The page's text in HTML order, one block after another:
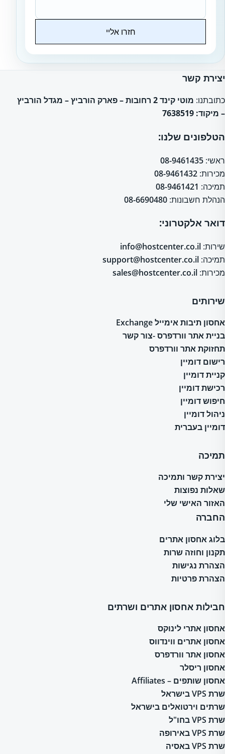
חזרו אליי
יצירת קשר
כתובתנו:
מוטי קינד 2 רחובות – פארק הורביץ – מגדל הורביץ
– מיקוד: 7638519
הטלפונים שלנו:
ראשי: 08-9461435
מכירות: 08-9461432
תמיכה: 08-9461421
הנהלת חשבונות: 08-6690480
דואר אלקטרוני:
שירות: info@hostcenter.co.il
תמיכה: support@hostcenter.co.il
מכירות: sales@hostcenter.co.il
שירותים
אחסון תיבות אימייל Exchange
בניית אתר וורדפרס -צור קשר
תחזוקת אתר וורדפרס
רישום דומיין
קניית דומיין
רכישת דומיין
חיפוש דומיין
ניהול דומיין
דומיין בעברית
תמיכה
יצירת קשר ותמיכה
שאלות נפוצות
האזור האישי שלי
החברה
בלוג אחסון אתרים
תקנון וחוזה שרות
הצהרת נגישות
הצהרת פרטיות
חבילות אחסון אתרים ושרתים
אחסון אתרי לינוקס
אחסון אתרים ווינדווס
אחסון אתר וורדפרס
אחסון ריסלר
אחסון שותפים – Affiliates
שרת VPS בישראל
שרתים וירטואלים בישראל
שרת VPS בחו"ל
שרת VPS באירופה
שרת VPS באסיה